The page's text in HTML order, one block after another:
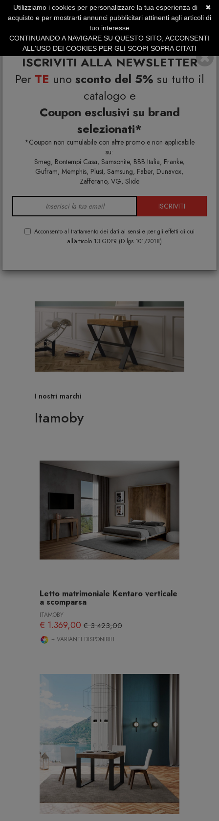
ISCRIVITI ALLA NEWSLETTER
Per TE uno sconto del 5% su tutto il
catalogo e
Coupon esclusivi su brand
selezionati*
*Coupon non cumulabile con altre promo e non applicabile
su:
Smeg, Bontempi Casa, Samsonite, BBB Italia, Franke,
Gufram, Memphis, Plust, Samsung, Faber, Dunavox,
Zafferano, VG, Slide
ISCRIVITI
Acconsento al trattamento dei dati ai sensi e per gli effetti di cui
all'articolo 13 GDPR (D.lgs 101/2018)
SERVIZIO CLIENTI +39.0773.470.562
SUMMER SALES | Fino al 31 Agosto
Home Itamoby
I nostri marchi
Itamoby
Letto matrimoniale Kentaro verticale
a scomparsa
ITAMOBY
€ 1.369,00€ 3.423,00
+ VARIANTI DISPONIBILI
✖
Utilizziamo i cookies per personalizzare la tua esperienza di
acquisto e per mostrarti annunci pubblicitari attinenti agli articoli di
tuo interesse
CONTINUANDO A NAVIGARE SU QUESTO SITO, ACCONSENTI
ALL'USO DEI COOKIES PER GLI SCOPI SOPRA CITATI